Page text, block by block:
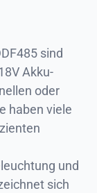
sind
Akku-
oder
haben viele
und
sich